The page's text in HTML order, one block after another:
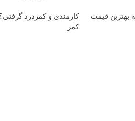
بهترین قیمت
کارمندی و کمردرد گرفتی؟
کمر